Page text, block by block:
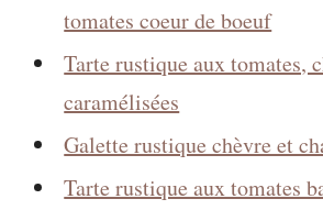
tomates coeur de boeuf
Tarte rustique aux tomates,
caramélisées
Galette rustique chèvre et
Tarte rustique aux tomates